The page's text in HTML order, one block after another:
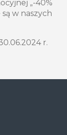
„-40%
w naszych
r.